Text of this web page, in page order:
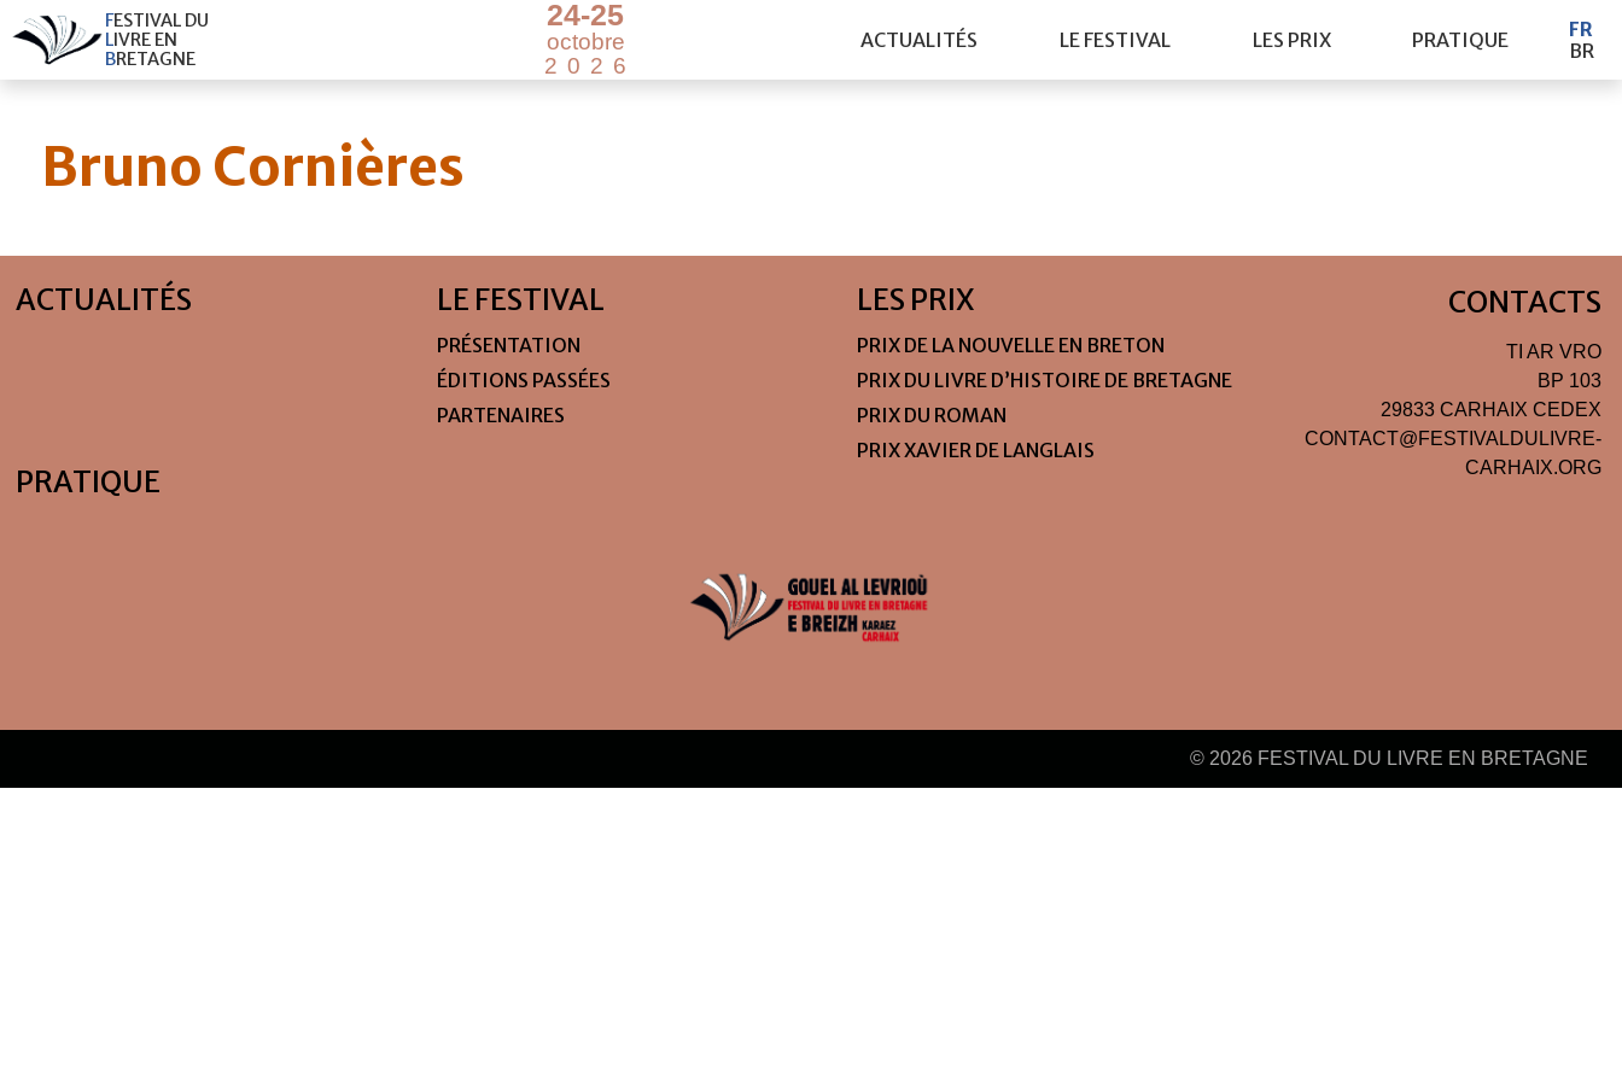
FESTIVAL DU
LIVRE EN
BRETAGNE
24-25
octobre
20 2 6
ACTUALITÉS LE FESTIVAL LES PRIX PRATIQUE
FR
BR
Bruno Cornières
ACTUALITÉS LE FESTIVAL
PRÉSENTATION
ÉDITIONS PASSÉES
PARTENAIRES
LES PRIX
PRIX DE LA NOUVELLE EN BRETON
PRIX DU LIVRE D’HISTOIRE DE BRETAGNE
PRIX DU ROMAN
PRIX XAVIER DE LANGLAIS
PRATIQUE
CONTACTS
TI AR VRO
BP 103
29833 CARHAIX CEDEX
CONTACT@FESTIVALDULIVRE-
CARHAIX.ORG
© 2026 FESTIVAL DU LIVRE EN BRETAGNE